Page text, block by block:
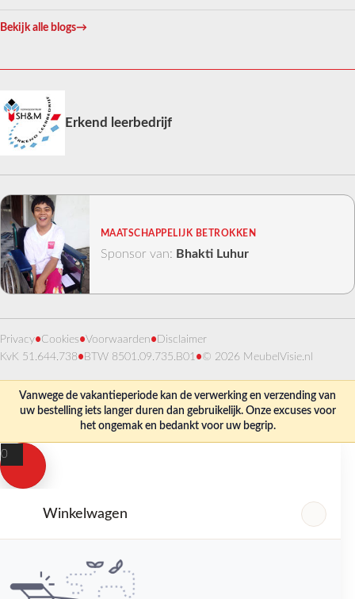
Bekijk alle blogs→
Erkend leerbedrijf
MAATSCHAPPELIJK BETROKKEN
Sponsor van: Bhakti Luhur
Privacy•Cookies•Voorwaarden• Disclaimer
KvK 51.644.738• BTW 8501.09.735.B01 •© 2026 MeubelVisie.nl
Vanwege de vakantieperiode kan de verwerking en verzending van
uw bestelling iets langer duren dan gebruikelijk. Onze excuses voor
het ongemak en bedankt voor uw begrip.
0
Winkelwagen